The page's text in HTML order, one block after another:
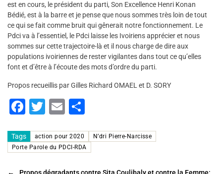
est en cours, le président du parti, Son Excellence Henri Konan
Bédié, est à la barre et je pense que nous sommes très loin de tout
ce qui se fait comme bruit qui gênerait notre fonctionnement. Le
Pdci va à l’essentiel, le Pdci laisse les Ivoiriens apprécier et nous
sommes sur cette trajectoire-là et il nous charge de dire aux
populations ivoiriennes de rester vigilantes dans tout ce qu’elles
font et d’être à l’écoute des mots d’ordre du parti.
Propos recueillis par Gilles Richard OMAEL et D. SORY
F
c
e
b
T
tt
er
E
ai
l
ta
g
er
Tags action pour 2020
N’dri Pierre-Narcisse
Porte Parole du PDCI-RDA